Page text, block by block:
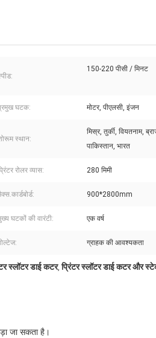
150-220 पीसी / मिनट
घटक: मोटर, पीएलसी, इंजन
स्थान:
मिस्र, तुर्की, वियतनाम,
पाकिस्तान, भारत
रोलर व्यास: 280 मिमी
900*2800mm
घटकों की वारंटी: एक वर्ष
ग्राहक की आवश्यकता
स्लॉटर डाई कटर,प्रिंटर स्लॉटर डाई कटर और
जा सकता है।